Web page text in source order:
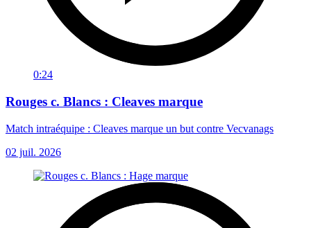
0:24
Rouges c. Blancs : Cleaves marque
Match intraéquipe : Cleaves marque un but contre Vecvanags
02 juil. 2026